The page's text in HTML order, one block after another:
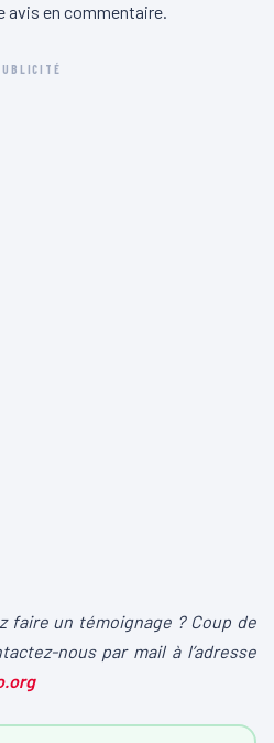
avis en commentaire.
faire un témoignage ? Coup de
nous par mail à l’adresse